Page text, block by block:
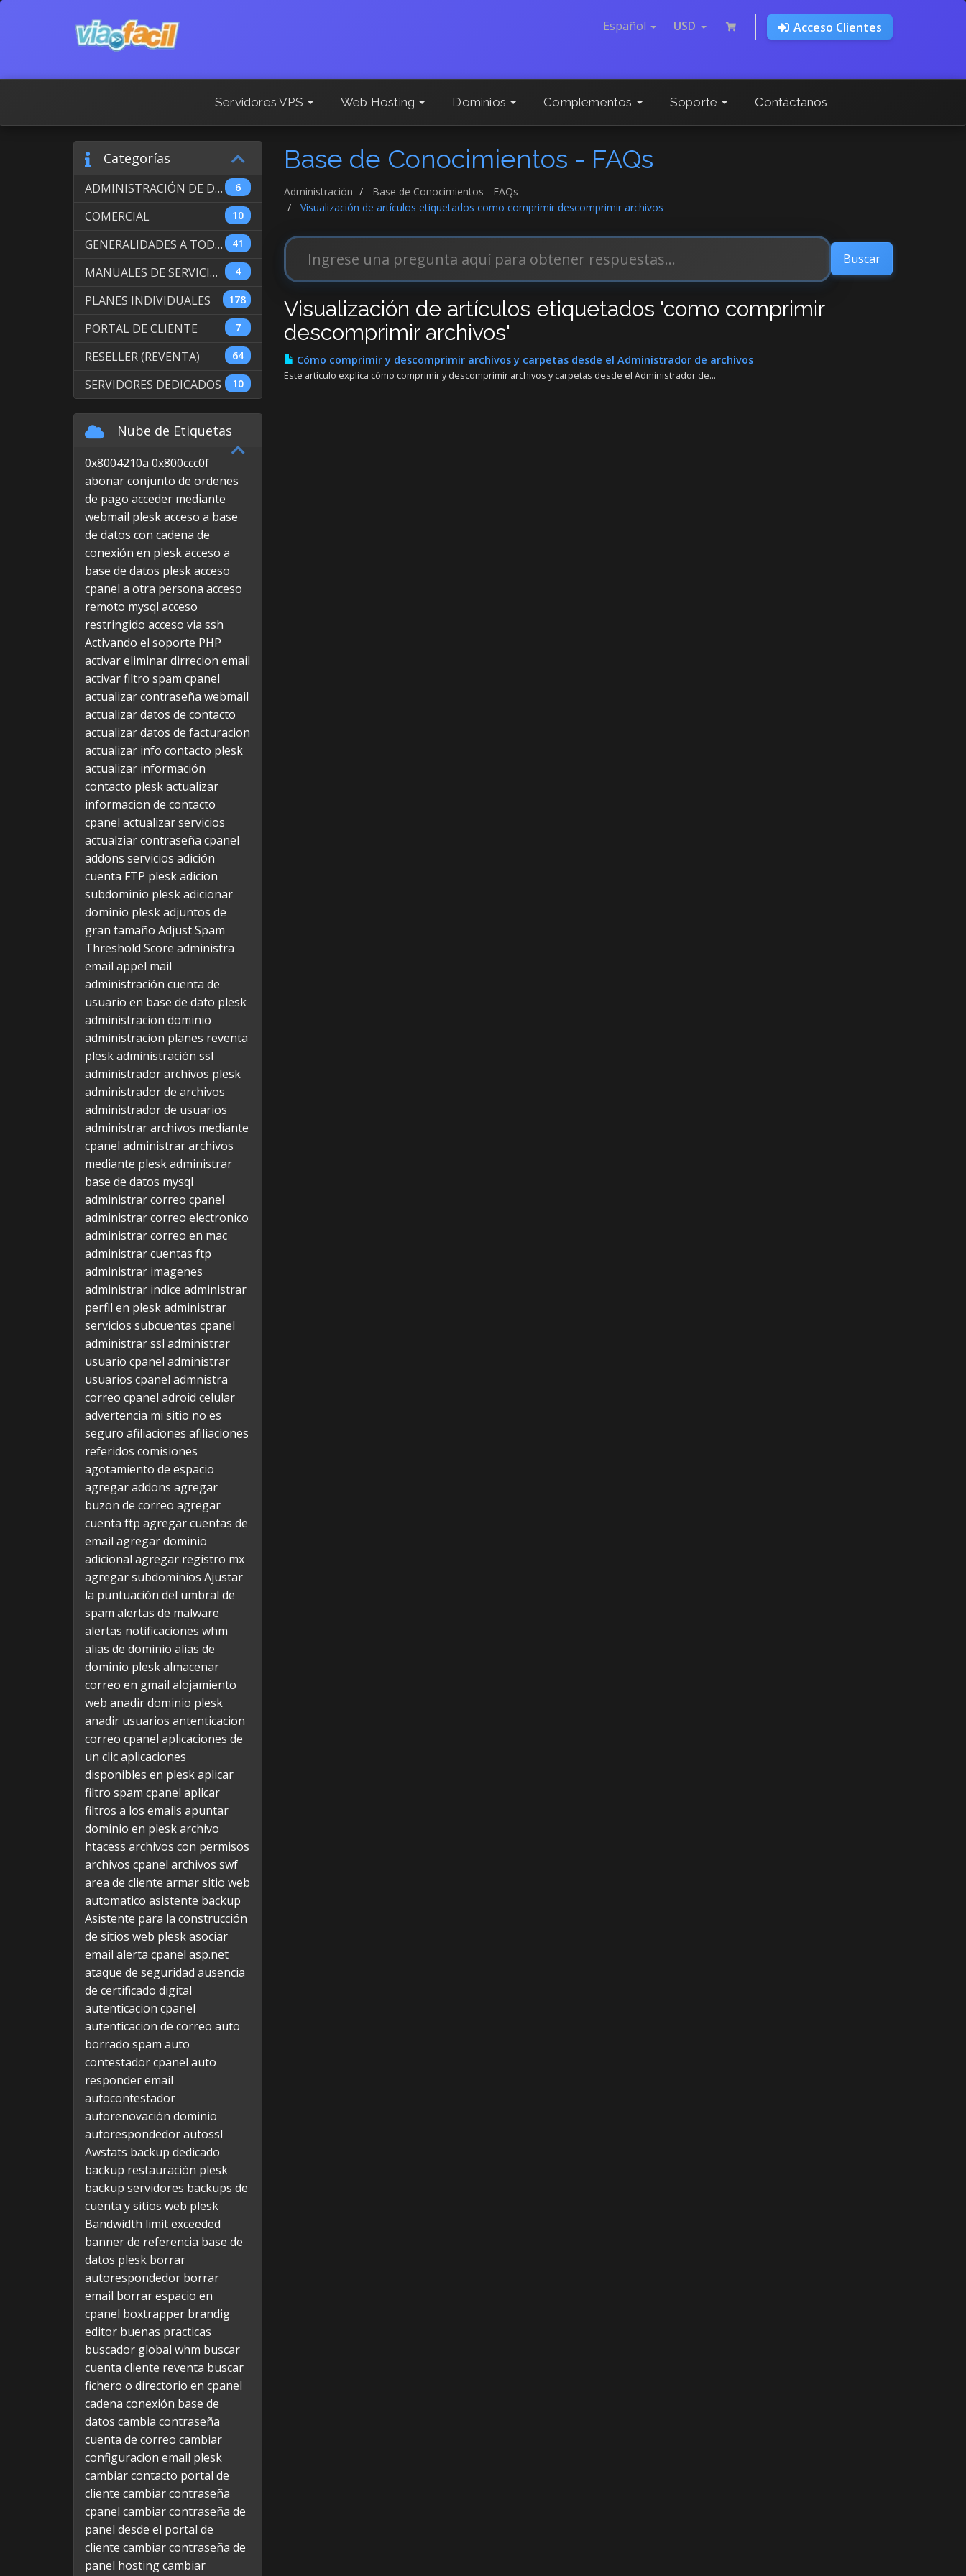
Español USD Acceso Clientes
Servidores VPS Web Hosting Dominios Complementos Soporte Contáctanos
Base de Conocimientos - FAQs
Administración
Base de Conocimientos - FAQs
Visualización de artículos etiquetados como comprimir descomprimir archivos
Categorías
6
ADMINISTRACIÓN DE DOMINIOS INTERNACIONALES
10
COMERCIAL
41
GENERALIDADES A TODOS LOS SERVICIOS
4
MANUALES DE SERVICIO DE WEB HOSTING
178
PLANES INDIVIDUALES
7
PORTAL DE CLIENTE
64
RESELLER (REVENTA)
10
SERVIDORES DEDICADOS
Visualización de artículos etiquetados 'como comprimir
descomprimir archivos'
Cómo comprimir y descomprimir archivos y carpetas desde el Administrador de archivos
Este artículo explica cómo comprimir y descomprimir archivos y carpetas desde el Administrador de...
Nube de Etiquetas
0x8004210a 0x800ccc0f
abonar conjunto de ordenes
de pago acceder mediante
webmail pleskacceso a base
de datos con cadena de
conexión en pleskacceso a
base de datos pleskacceso
cpanel a otra persona acceso
remoto mysql acceso
restringido acceso via ssh
Activando el soporte PHP
activar eliminar dirrecion email
activar filtro spam cpanel
actualizar contraseña webmail
actualizar datos de contacto
actualizar datos de facturacion
actualizar info contacto plesk
actualizar información
contacto pleskactualizar
informacion de contacto
cpanel actualizar servicios
actualziar contraseña cpanel
addons servicios adición
cuenta FTP pleskadicion
subdominio pleskadicionar
dominio pleskadjuntos de
gran tamaño Adjust Spam
Threshold Score administra
email appel mail
administración cuenta de
usuario en base de dato plesk
administracion dominio
administracion planes reventa
pleskadministración ssl
administrador archivos plesk
administrador de archivos
administrador de usuarios
administrar archivos mediante
cpanel administrar archivos
mediante pleskadministrar
base de datos mysql
administrar correo cpanel
administrar correo electronico
administrar correo en mac
administrar cuentas ftp
administrar imagenes
administrar indice administrar
perfil en pleskadministrar
servicios subcuentas cpanel
administrar ssl administrar
usuario cpanel administrar
usuarios cpanel admnistra
correo cpanel adroid celular
advertencia mi sitio no es
seguro afiliaciones afiliaciones
referidos comisiones
agotamiento de espacio
agregar addons agregar
buzon de correo agregar
cuenta ftp agregar cuentas de
email agregar dominio
adicional agregar registro mx
agregar subdominios Ajustar
la puntuación del umbral de
spam alertas de malware
alertas notificaciones whm
alias de dominio alias de
dominio pleskalmacenar
correo en gmail alojamiento
web anadir dominio plesk
anadir usuarios antenticacion
correo cpanel aplicaciones de
un clicaplicaciones
disponibles en pleskaplicar
filtro spam cpanel aplicar
filtros a los emails apuntar
dominio en pleskarchivo
htacess archivos con permisos
archivos cpanel archivos swf
area de cliente armar sitio web
automatico asistente backup
Asistente para la construcción
de sitios web pleskasociar
email alerta cpanel asp.net
ataque de seguridad ausencia
de certificado digital
autenticacion cpanel
autenticacion de correo auto
borrado spam auto
contestador cpanel auto
responder email
autocontestador
autorenovación dominio
autorespondedorautossl
Awstats backup dedicado
backup restauración plesk
backup servidores backups de
cuenta y sitios web plesk
Bandwidth limit exceeded
banner de referencia base de
datos plesk borrar
autorespondedor borrar
email borrar espacio en
cpanel boxtrapper brandig
editor buenas practicas
buscador global whm buscar
cuenta cliente reventa buscar
fichero o directorio en cpanel
cadena conexión base de
datos cambia contraseña
cuenta de correo cambiar
configuracion email plesk
cambiar contacto portal de
cliente cambiar contraseña
cpanel cambiar contraseña de
panel desde el portal de
cliente cambiar contraseña de
panel hostingcambiar